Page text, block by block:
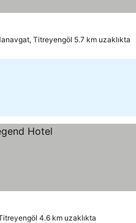
Titreyengöl 5.7 km uzaklıkta
4.6 km uzaklıkta